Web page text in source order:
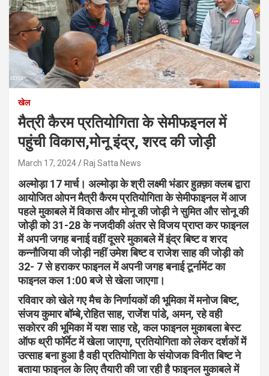
खेल
मैत्री कैरम प्रतियोगिता के सेमीफइनल में
पहुंची विकास,मोनू इंद्र, शरद की जोड़ी
March 17, 2024 Raj Satta News
अल्मोड़ा 17 मार्च। अल्मोड़ा के श्री लक्ष्मी भंडार हुक़्क़ा क्लब द्वारा
आयोजित ओपन मैत्री कैरम प्रतियोगिता के सेमीफाइनल में आज
पहले मुकाबले में विकास और मोनू की जोड़ी ने सुमित और सोनू की
जोड़ी को 31-28 के नजदीकी अंतर से विजय प्राप्त कर फाइनल
में अपनी जगह बनाई वहीं दूसरे मुकाबले में इंद्र बिष्ट व शरद
कन्नौजिया की जोड़ी नहीं उमेश बिष्ट व राजेश साह की जोड़ी को
32- 7 से हराकर फाइनल में अपनी जगह बनाई टूर्नामेंट का
फाइनल कल 1:00 बजे से खेला जाएगा।
रविवार को खेले गए मैच के निर्णायकों की भूमिका में मनोज बिष्ट,
संजय कुमार बॉम्बे,रोहित साह, राजेंश पांडे, अमन, रहे वही
सकोरर की भूमिका में यश साह रहे, कल फाइनल मुकाबला बेस्ट
ऑफ थ्री फॉर्मेट में खेला जाएगा, प्रतियोगिता को लेकर दर्शकों में
उत्साह बना हुआ है वही प्रतियोगिता के संयोजक विनीत बिष्ट ने
बताया फाइनल के लिए तैयारी की जा रही है फाइनल मुकाबले में